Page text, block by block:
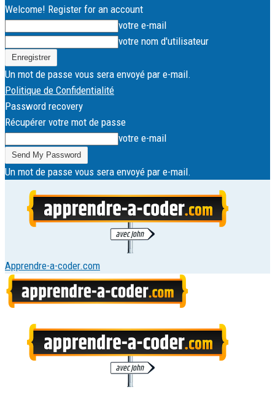
Welcome! Register for an account
votre e-mail
votre nom d'utilisateur
Un mot de passe vous sera envoyé par e-mail.
Politique de Confidentialité
Password recovery
Récupérer votre mot de passe
votre e-mail
Un mot de passe vous sera envoyé par e-mail.
Apprendre-a-coder.com